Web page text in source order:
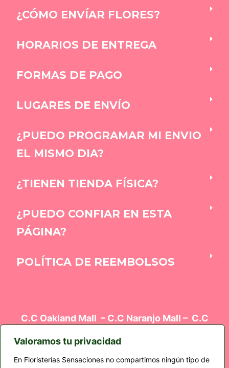
Valoramos tu privacidad
En Floristerías Sensaciones no compartimos ningún tipo de
¿CÓMO ENVÍAR FLORES?
HORARIOS DE ENTREGA
FORMAS DE PAGO
LUGARES DE ENVÍO
¿PUEDO PROGRAMAR MI ENVIO
EL MISMO DIA?
¿TIENEN TIENDA FÍSICA?
¿PUEDO CONFIAR EN ESTA
PÁGINA?
POLÍTICA DE REEMBOLSOS
C.C Oakland Mall – C.C Naranjo Mall – C.C
Kalú